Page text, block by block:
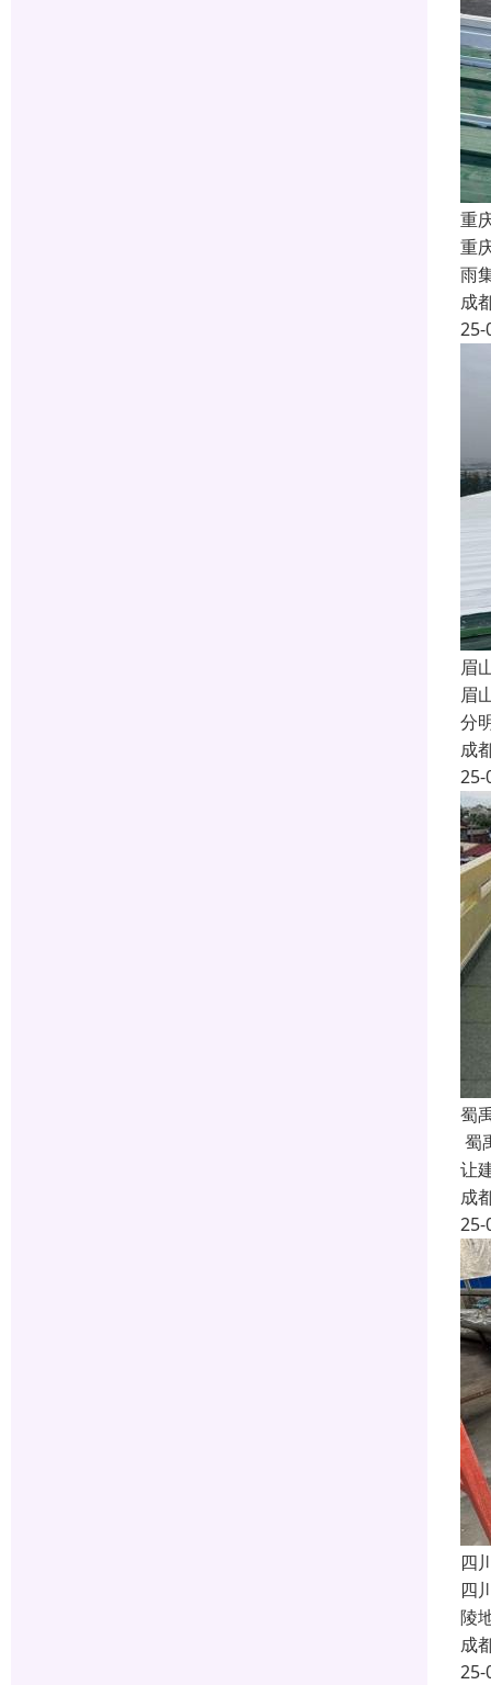
重
重
雨
成
25-
眉
眉
分
成
25-
蜀
蜀
让
成
25-
四
四
陵
成
25-